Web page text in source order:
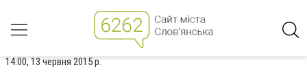
14:00, 13 червня 2015 р.